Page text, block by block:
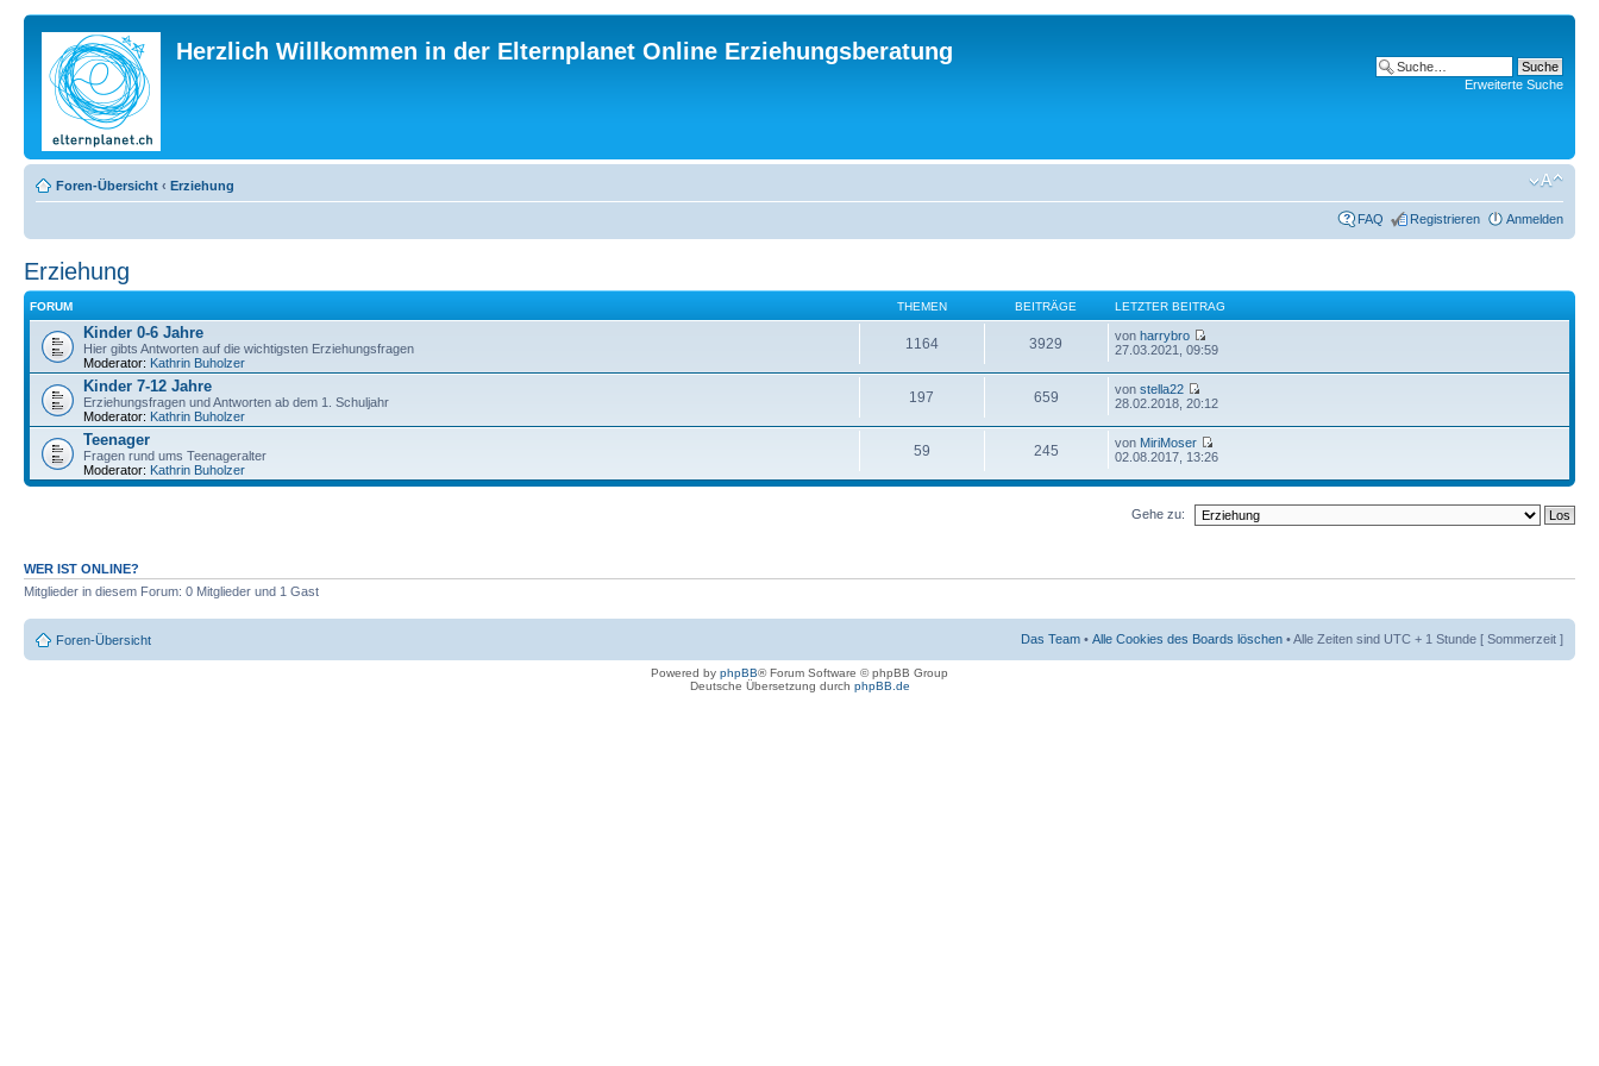
Herzlich Willkommen in der Elternplanet Online Erziehungsberatung
Erweiterte Suche
Foren-Übersicht ‹ Erziehung
FAQ Registrieren Anmelden
Erziehung
FORUM THEMEN BEITRÄGE LETZTER BEITRAG
Kinder 0-6 Jahre
Hier gibts Antworten auf die wichtigsten Erziehungsfragen
Moderator: Kathrin Buholzer
1164 3929 vonharrybro
27.03.2021, 09:59
Kinder 7-12 Jahre
Erziehungsfragen und Antworten ab dem 1. Schuljahr
Moderator: Kathrin Buholzer
197 659 vonstella22
28.02.2018, 20:12
Teenager
Fragen rund ums Teenageralter
Moderator: Kathrin Buholzer
59 245 von MiriMoser
02.08.2017, 13:26
Gehe zu:
WER IST ONLINE?
Mitglieder in diesem Forum: 0 Mitglieder und 1 Gast
Foren-Übersicht Das Team • Alle Cookies des Boards löschen • Alle Zeiten sind UTC + 1 Stunde [ Sommerzeit ]
Powered by phpBB® Forum Software © phpBB Group
Deutsche Übersetzung durch phpBB.de